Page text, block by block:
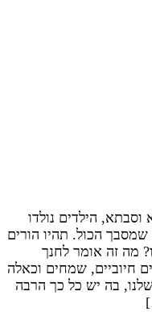
הילדים נולדו
שמסבך הכול. תהיו הורים
מה זה אומר לחנך
חיוביים, שמחים וכאלה
בה יש כל כך הרבה